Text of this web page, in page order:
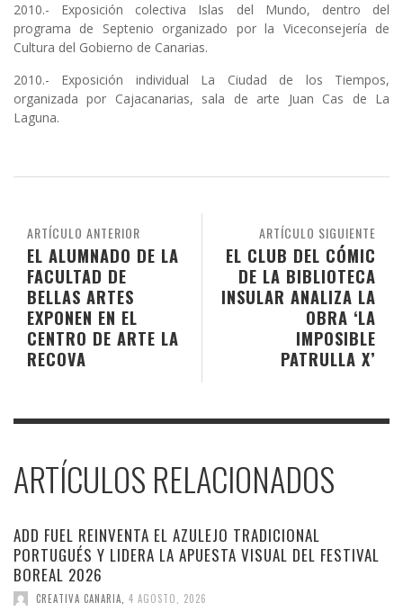
2010.- Exposición colectiva Islas del Mundo, dentro del
programa de Septenio organizado por la Viceconsejería de
Cultura del Gobierno de Canarias.
2010.- Exposición individual La Ciudad de los Tiempos,
organizada por Cajacanarias, sala de arte Juan Cas de La
Laguna.
ARTÍCULO SIGUIENTE
EL CLUB DEL CÓMIC
DE LA BIBLIOTECA
INSULAR ANALIZA LA
OBRA ‘LA
IMPOSIBLE
PATRULLA X’
ARTÍCULO ANTERIOR
EL ALUMNADO DE LA
FACULTAD DE
BELLAS ARTES
EXPONEN EN EL
CENTRO DE ARTE LA
RECOVA
ARTÍCULOS RELACIONADOS
ADD FUEL REINVENTA EL AZULEJO TRADICIONAL
PORTUGUÉS Y LIDERA LA APUESTA VISUAL DEL FESTIVAL
BOREAL 2026
CREATIVA CANARIA 4 AGOSTO, 2026